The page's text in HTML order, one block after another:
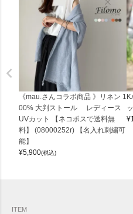
《mau.さんコラボ商品 》リネン 1
00% 大判ストール レディース
UVカット 【ネコポスで送料無
料】 (08000252r) 【名入れ刺繍可
能】
¥5,900(税込)
¥
ITEM